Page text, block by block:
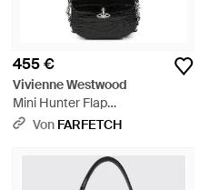
455 €
Vivienne Westwood
Mini Hunter Flap
Umhängetasche Mit Kroko-
Von FARFETCH